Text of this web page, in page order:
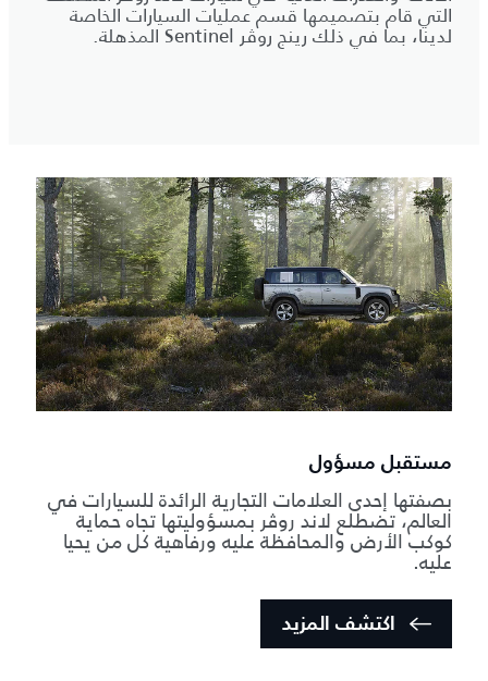
التي قام بتصميمها قسم عمليات السيارات الخاصة
لدينا، بما في ذلك رينج روڤر Sentinel المذهلة.
مستقبل مسؤول
بصفتها إحدى العلامات التجارية الرائدة للسيارات في
العالم، تضطلع لاند روڤر بمسؤوليتها تجاه حماية
كوكب الأرض والمحافظة عليه ورفاهية كل من يحيا
عليه.
اكتشف المزيد